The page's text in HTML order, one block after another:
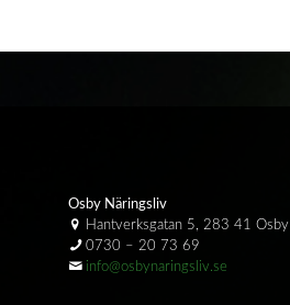
Osby Näringsliv
Hantverksgatan 5, 283 41 Osby
0730 – 20 73 69
info@osbynaringsliv.se